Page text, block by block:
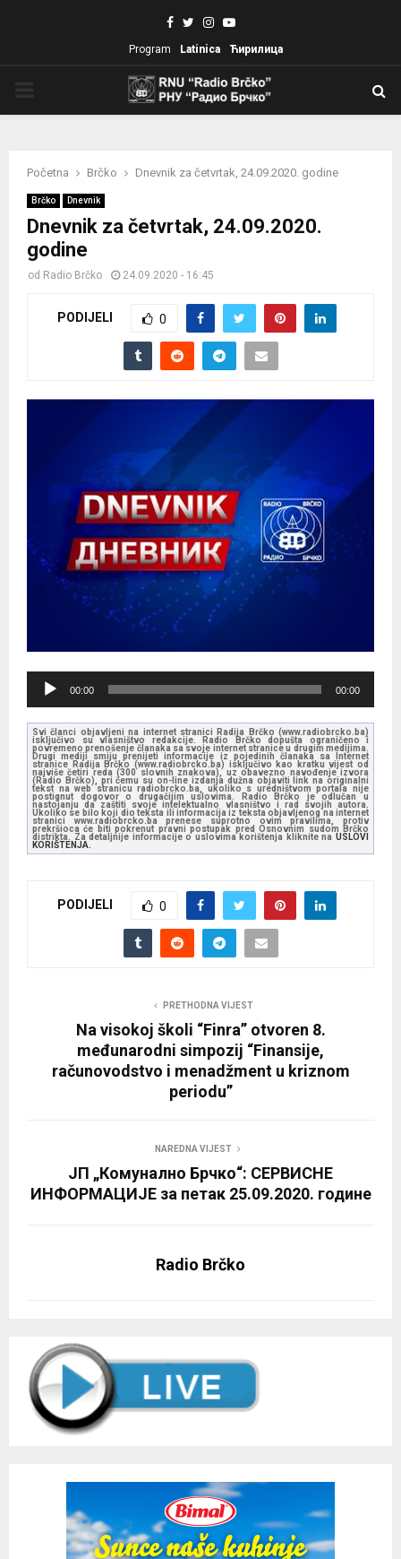
Facebook
TwitterInstagram
Youtube
Program Latinica Ћирилица
Početna Brčko Dnevnik za četvrtak, 24.09.2020. godine
Brčko Dnevnik
Dnevnik za četvrtak, 24.09.2020.
godine
od Radio Brčko 24.09.2020 - 16:45
PODIJELI 0
u
d
o
P
a
00:00 00:00
Svi članci objavljeni na internet stranici Radija Brčko (www.radiobrcko.ba)
isključivo su vlasništvo redakcije. Radio Brčko dopušta ograničeno i
povremeno prenošenje članaka sa svoje internet stranice u drugim medijima.
Drugi mediji smiju prenijeti informacije iz pojedinih članaka sa Internet
stranice Radija Brčko (www.radiobrcko.ba) isključivo kao kratku vijest od
najviše četiri reda (300 slovnih znakova), uz obavezno navođenje izvora
(Radio Brčko), pri čemu su on-line izdanja dužna objaviti link na originalni
tekst na web stranicu radiobrcko.ba, ukoliko s uredništvom portala nije
postignut dogovor o drugačijim uslovima. Radio Brčko je odlučan u
nastojanju da zaštiti svoje intelektualno vlasništvo i rad svojih autora.
Ukoliko se bilo koji dio teksta ili informacija iz teksta objavljenog na internet
stranici www.radiobrcko.ba prenese suprotno ovim pravilima, protiv
prekršioca će biti pokrenut pravni postupak pred Osnovnim sudom Brčko
distrikta. Za detaljnije informacije o uslovima korištenja kliknite na USLOVI
KORIŠTENJA.
PODIJELI 0
PRETHODNA VIJEST
Na visokoj školi “Finra” otvoren 8.
međunarodni simpozij “Finansije,
računovodstvo i menadžment u kriznom
periodu”
NAREDNA VIJEST
ЈП „Комунално Брчко“: СЕРВИСНЕ
ИНФОРМАЦИЈЕ за петак 25.09.2020. године
Radio Brčko